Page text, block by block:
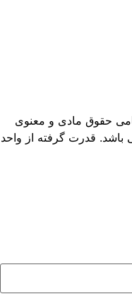
حقوق مادی و معنوی
سایت، متعلق به پلاک14 می باشد. قدرت گرفته از واحد